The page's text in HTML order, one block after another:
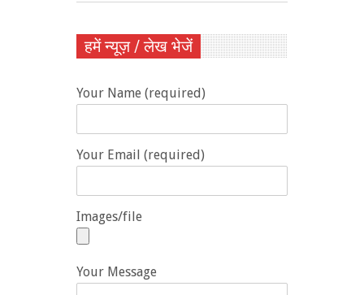
हमें न्यूज़ / लेख भेजें
Your Name (required)
Your Email (required)
Images/file
Your Message